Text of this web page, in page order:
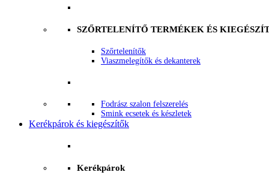
SZŐRTELENÍTŐ TERMÉKEK ÉS
Szőrtelenítők
Viaszmelegítők és dekanterek
Fodrász szalon felszerelés
Smink ecsetek és készletek
Kerékpárok és kiegészítők
Kerékpárok